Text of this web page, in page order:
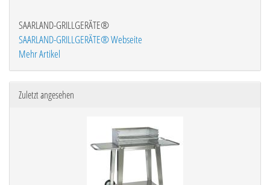
SAARLAND-GRILLGERÄTE®
SAARLAND-GRILLGERÄTE® Webseite
Mehr Artikel
Zuletzt angesehen